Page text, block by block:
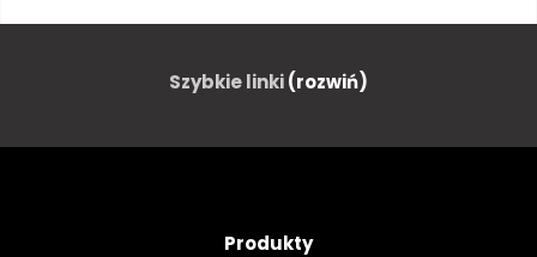
GOTYK BUDYNEK
SUFIT OŁTARZ
Szybkie linki(rozwiń)
Produkty